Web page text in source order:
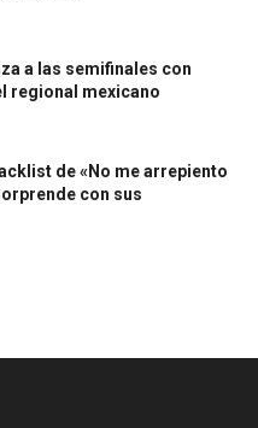
a las semifinales con
regional mexicano
de «No me arrepiento
con sus